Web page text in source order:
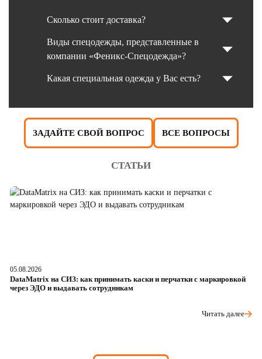
Сколько стоит доставка?
Виды спецодежды, представленные в
компании «Феникс-Спецодежда»?
Какая специальная одежда у Вас есть?
ЗАДАЙТЕ СВОЙ ВОПРОС ВСЕ ВОПРОСЫ
СТАТЬИ
05.08.2026
DataMatrix на СИЗ: как принимать каски и перчатки с маркировкой
через ЭДО и выдавать сотрудникам
Читать далее